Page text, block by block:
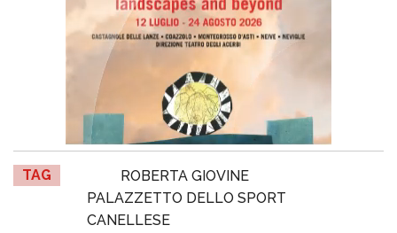
TAG
ROBERTA GIOVINE
PALAZZETTO DELLO SPORT
CANELLESE